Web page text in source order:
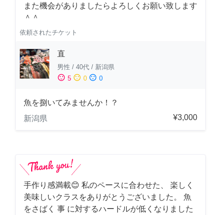
また機会がありましたらよろしくお願い致します
＾＾
依頼されたチケット
直
男性 / 40代 / 新潟県
sentiment_satisfied 5 sentiment_neutral 0 sentiment_dissatisfied 0
魚を捌いてみませんか！？
新潟県
¥3,000
手作り感満載😊 私のペースに合わせた、 楽しく
美味しいクラスをありがとうございました。 魚
をさばく 事 に対するハードルが低くなりました